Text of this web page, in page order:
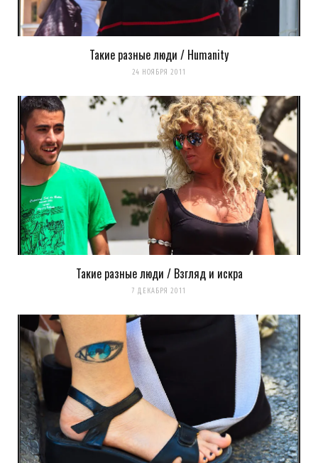
комментариях. А можно просто
подписаться на комментарии
Такие разные люди / Humanity
24 НОЯБРЯ 2011
Такие разные люди / Взгляд и искра
7 ДЕКАБРЯ 2011